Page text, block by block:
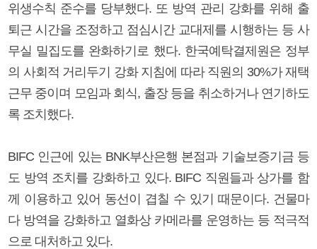
위생수칙 준수를 당부했다. 또 방역 관리 강화를 위해 출
퇴근 시간을 조정하고 점심시간 교대제를 시행하는 등 사
무실 밀집도를 완화하기로 했다. 한국예탁결제원은 정부
의 사회적 거리두기 강화 지침에 따라 직원의 30%가 재택
근무 중이며 모임과 회식, 출장 등을 취소하거나 연기하도
록 조치했다.
BIFC 인근에 있는 BNK부산은행 본점과 기술보증기금 등
도 방역 조치를 강화하고 있다. BIFC 직원들과 상가를 함
께 이용하고 있어 동선이 겹칠 수 있기 때문이다. 건물마
다 방역을 강화하고 열화상 카메라를 운영하는 등 적극적
으로 대처하고 있다.